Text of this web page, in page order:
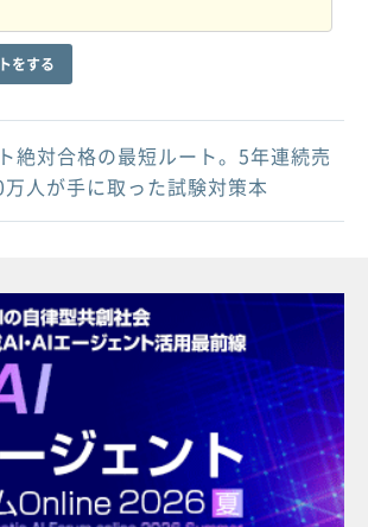
をする
絶対合格の最短ルート。5年連続売
人が手に取った試験対策本